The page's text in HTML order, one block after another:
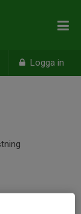
Logga in